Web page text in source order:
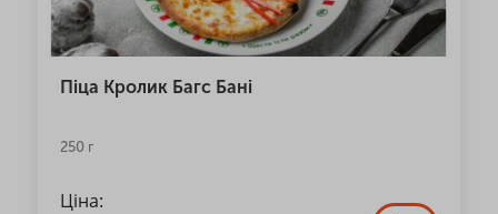
Піца Кролик Багс Бані
250 г
Ціна: